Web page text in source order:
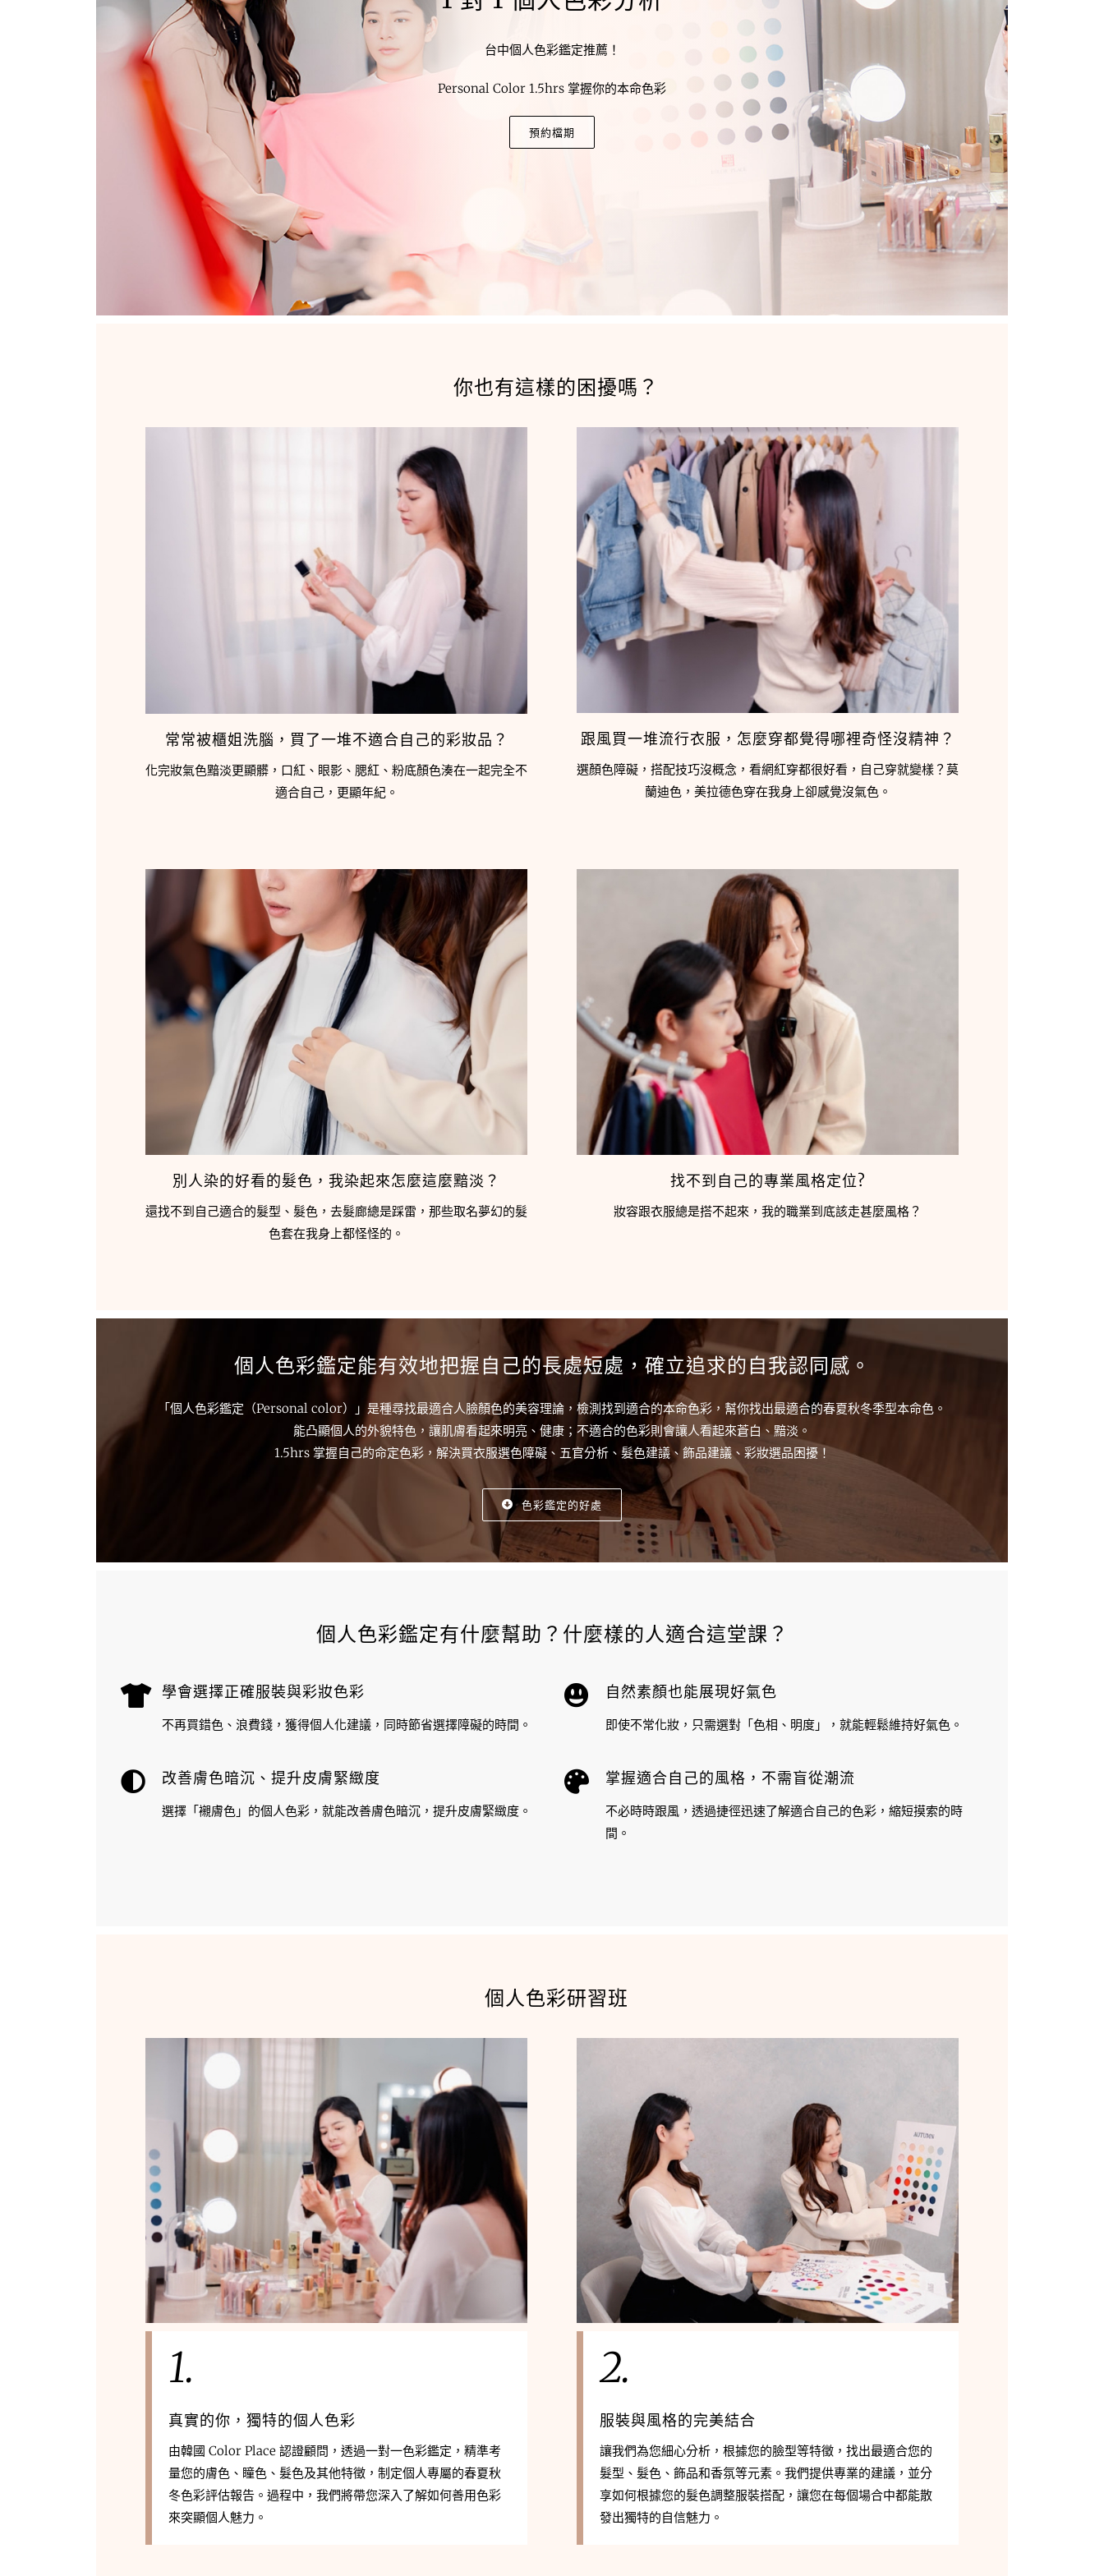
台中個人色彩鑑定推薦！
Personal Color 1.5hrs 掌握你的本命色彩
預約檔期
你也有這樣的困擾嗎？
常常被櫃姐洗腦，買了一堆不適合自己的彩妝品？
化完妝氣色黯淡更顯髒，口紅、眼影、腮紅、粉底顏色湊在一起完全不
適合自己，更顯年紀。
跟風買一堆流行衣服，怎麼穿都覺得哪裡奇怪沒精神？
選顏色障礙，搭配技巧沒概念，看網紅穿都很好看，自己穿就變樣？莫
蘭迪色，美拉德色穿在我身上卻感覺沒氣色。
別人染的好看的髮色，我染起來怎麼這麼黯淡？
還找不到自己適合的髮型、髮色，去髮廊總是踩雷，那些取名夢幻的髮
色套在我身上都怪怪的。
找不到自己的專業風格定位?
妝容跟衣服總是搭不起來，我的職業到底該走甚麼風格？
個人色彩鑑定能有效地把握自己的長處短處，確立追求的自我認同感。
「個人色彩鑑定（Personal color）」是種尋找最適合人臉顏色的美容理論，檢測找到適合的本命色彩，幫你找出最適合的春夏秋冬季型本命色。
能凸顯個人的外貌特色，讓肌膚看起來明亮、健康；不適合的色彩則會讓人看起來蒼白、黯淡。
1.5hrs 掌握自己的命定色彩，解決買衣服選色障礙、五官分析、髮色建議、飾品建議、彩妝選品困擾！
色彩鑑定的好處
個人色彩鑑定有什麼幫助？什麼樣的人適合這堂課？
學會選擇正確服裝與彩妝色彩
不再買錯色、浪費錢，獲得個人化建議，同時節省選擇障礙的時間。
自然素顏也能展現好氣色
即使不常化妝，只需選對「色相、明度」，就能輕鬆維持好氣色。
改善膚色暗沉、提升皮膚緊緻度
選擇「襯膚色」的個人色彩，就能改善膚色暗沉，提升皮膚緊緻度。
掌握適合自己的風格，不需盲從潮流
不必時時跟風，透過捷徑迅速了解適合自己的色彩，縮短摸索的時
間。
個人色彩研習班
1.
真實的你，獨特的個人色彩
由韓國 Color Place 認證顧問，透過一對一色彩鑑定，精準考
量您的膚色、瞳色、髮色及其他特徵，制定個人專屬的春夏秋
冬色彩評估報告。過程中，我們將帶您深入了解如何善用色彩
來突顯個人魅力。
2.
服裝與風格的完美結合
讓我們為您細心分析，根據您的臉型等特徵，找出最適合您的
髮型、髮色、飾品和香氛等元素。我們提供專業的建議，並分
享如何根據您的髮色調整服裝搭配，讓您在每個場合中都能散
發出獨特的自信魅力。